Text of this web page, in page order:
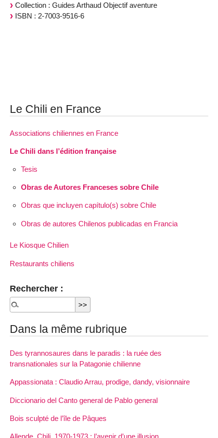
Collection : Guides Arthaud Objectif aventure
ISBN : 2-7003-9516-6
Le Chili en France
Associations chiliennes en France
Le Chili dans l’édition française
Tesis
Obras de Autores Franceses sobre Chile
Obras que incluyen capítulo(s) sobre Chile
Obras de autores Chilenos publicadas en Francia
Le Kiosque Chilien
Restaurants chiliens
Rechercher :
Dans la même rubrique
Des tyrannosaures dans le paradis : la ruée des
transnationales sur la Patagonie chilienne
Appassionata : Claudio Arrau, prodige, dandy, visionnaire
Diccionario del Canto general de Pablo general
Bois sculpté de l’île de Pâques
Allende, Chili, 1970-1973 : l’avenir d’une illusion